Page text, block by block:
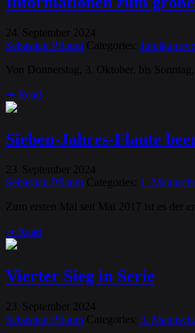
24 September
2024
Sebastian Pflaum Categories:
Von Donnerstag, 3. Oktober, bis
➞ Read
Sieben-Jahres-Flaute
23 September
2024
Sebastian Pflaum Categories: 1.
Zum ersten Mal seit Mai 2017 ist es der
➞ Read
Vierter Sieg in Serie
23 September
2024
Sebastian Pflaum Categories: 3.